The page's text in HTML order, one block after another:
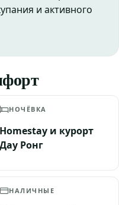
и активного
НОЧЁВКА
Homestay и курорт
Дау Ронг
НАЛИЧНЫЕ